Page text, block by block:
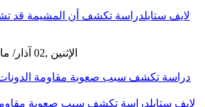
GMT 20:18 2026 الإثنين ,02 آذار/ مارس
دراسة تكشف سبب صعوبة مقاومة الدونات